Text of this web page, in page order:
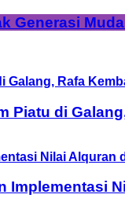
Generasi
Piatu di
Implementasi